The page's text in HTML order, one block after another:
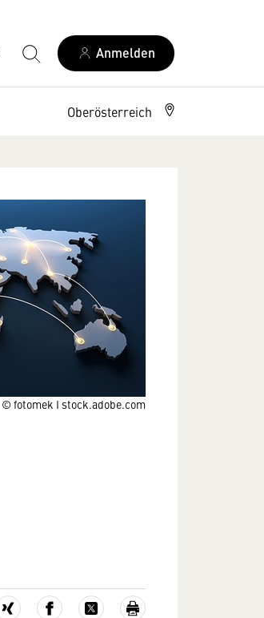
Anmelden
Oberösterreich
© fotomek I stock.adobe.com